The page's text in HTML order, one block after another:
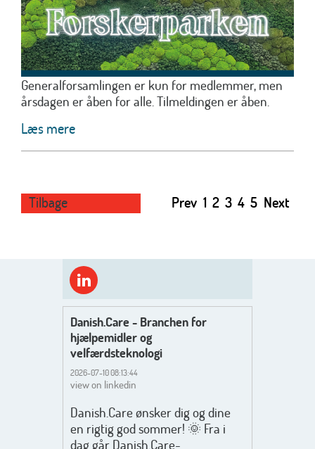
Generalforsamlingen er kun for medlemmer, men
årsdagen er åben for alle. Tilmeldingen er åben.
Læs mere
Tilbage Prev 1 2 3 4 5 Next
Danish.Care - Branchen for
hjælpemidler og
velfærdsteknologi
2026-07-10 08:13:44
view on linkedin
Danish.Care ønsker dig og dine
en rigtig god sommer! 🌞 Fra i
dag går Danish.Care-